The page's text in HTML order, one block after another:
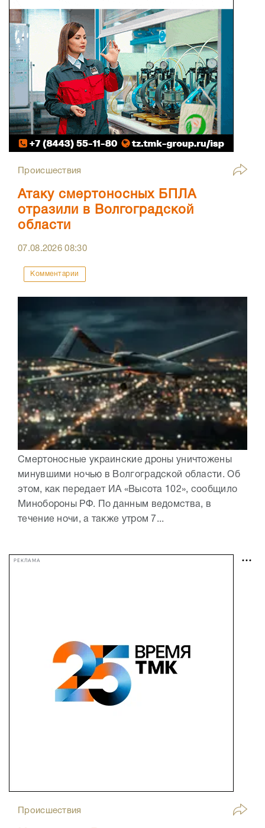
Происшествия
Атаку смертоносных БПЛА
отразили в Волгоградской
области
07.08.202608:30
Комментарии
Смертоносные украинские дроны уничтожены
минувшими ночью в Волгоградской области. Об
этом, как передает ИА «Высота 102», сообщило
Минобороны РФ. По данным ведомства, в
течение ночи, а также утром 7...
РЕКЛАМА
Происшествия